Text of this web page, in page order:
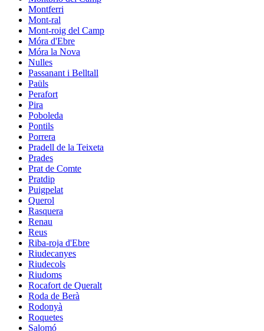
Montferri
Mont-ral
Mont-roig del Camp
Móra d'Ebre
Móra la Nova
Nulles
Passanant i Belltall
Paüls
Perafort
Pira
Poboleda
Pontils
Porrera
Pradell de la Teixeta
Prades
Prat de Comte
Pratdip
Puigpelat
Querol
Rasquera
Renau
Reus
Riba-roja d'Ebre
Riudecanyes
Riudecols
Riudoms
Rocafort de Queralt
Roda de Berà
Rodonyà
Roquetes
Salomó